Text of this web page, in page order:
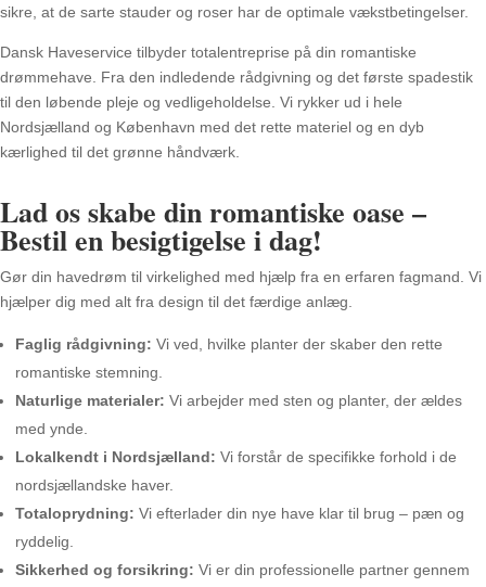
sikre, at de sarte stauder og roser har de optimale vækstbetingelser.
Dansk Haveservice tilbyder totalentreprise på din romantiske
drømmehave. Fra den indledende rådgivning og det første spadestik
til den løbende pleje og vedligeholdelse. Vi rykker ud i hele
Nordsjælland og København med det rette materiel og en dyb
kærlighed til det grønne håndværk.
Lad os skabe din romantiske oase –
Bestil en besigtigelse i dag!
Gør din havedrøm til virkelighed med hjælp fra en erfaren fagmand. Vi
hjælper dig med alt fra design til det færdige anlæg.
Faglig rådgivning: Vi ved, hvilke planter der skaber den rette
romantiske stemning.
Naturlige materialer: Vi arbejder med sten og planter, der ældes
med ynde.
Lokalkendt i Nordsjælland: Vi forstår de specifikke forhold i de
nordsjællandske haver.
Totaloprydning: Vi efterlader din nye have klar til brug – pæn og
ryddelig.
Sikkerhed og forsikring: Vi er din professionelle partner gennem